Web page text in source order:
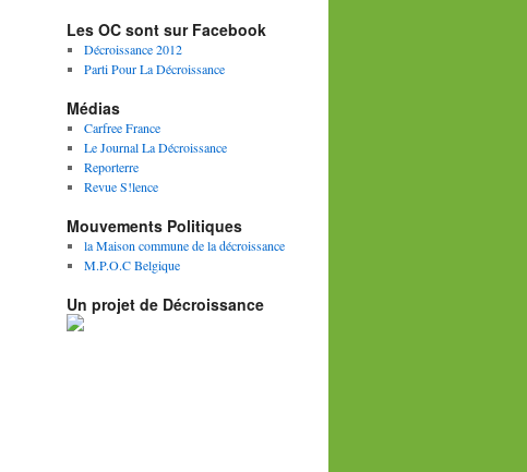
Les OC sont sur Facebook
Décroissance 2012
Parti Pour La Décroissance
Médias
Carfree France
Le Journal La Décroissance
Reporterre
Revue S!lence
Mouvements Politiques
la Maison commune de la décroissance
M.P.O.C Belgique
Un projet de Décroissance